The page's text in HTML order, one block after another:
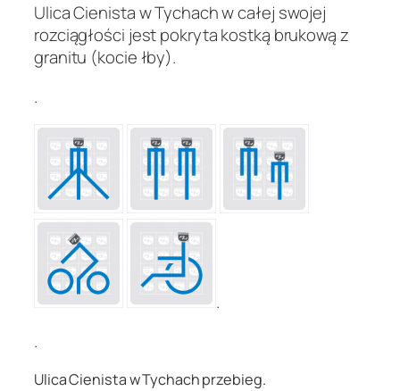
Ulica Cienista w Tychach w całej swojej
rozciągłości jest pokryta kostką brukową z
granitu (kocie łby).
.
.
.
Ulica Cienista w Tychach przebieg.